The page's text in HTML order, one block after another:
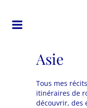
Asie
Tous mes
itinéraires de
découvrir, des